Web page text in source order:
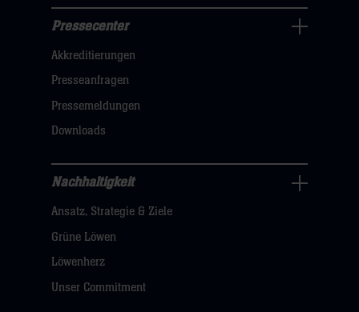
Navigation
öffnen,
dann
klicken
hier
Pressecenter
Akkreditierungen
Presseanfragen
Pressemeldungen
Downloads
Nachhaltigkeit
Navigation
öffnen,
dann
Nachhaltigkeit
Ansatz, Strategie & Ziele
Grüne Löwen
Löwenherz
Unser Commitment